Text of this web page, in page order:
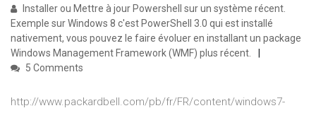
Installer ou Mettre à jour Powershell sur un système récent.
Exemple sur Windows 8 c'est PowerShell 3.0 qui est installé
nativement, vous pouvez le faire évoluer en installant un package
Windows Management Framework (WMF) plus récent.
5 Comments
http://www.packardbell.com/pb/fr/FR/content/windows7-